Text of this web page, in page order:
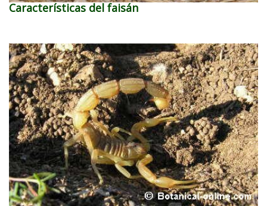
Características del faisán